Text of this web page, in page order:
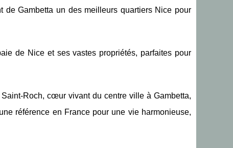
de Gambetta un des meilleurs quartiers Nice pour
de Nice et ses vastes propriétés, parfaites pour
Roch, cœur vivant du centre ville à Gambetta,
référence en France pour une vie harmonieuse,